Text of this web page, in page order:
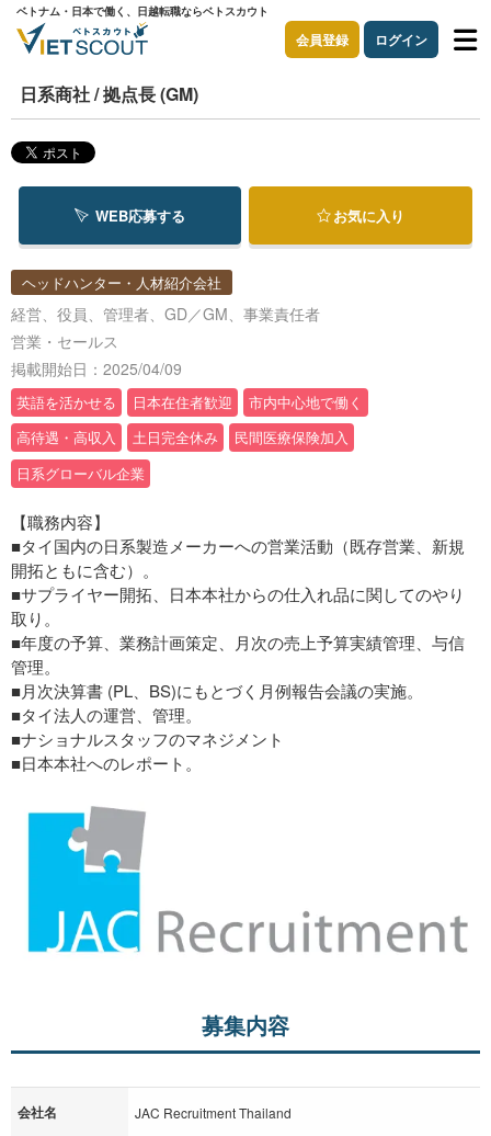
ベトナム・日本で働く、日越転職ならベトスカウト
会員登録 ログイン
日系商社 / 拠点長 (GM)
WEB応募する お気に入り
ヘッドハンター・人材紹介会社
経営、役員、管理者、GD／GM、事業責任者
営業・セールス
掲載開始日：2025/04/09
英語を活かせる 日本在住者歓迎
市内中心地で働く
高待遇・高収入
土日完全休み
民間医療保険加入
日系グローバル企業
【職務内容】
■タイ国内の日系製造メーカーへの営業活動（既存営業、新規
開拓ともに含む）。
■サプライヤー開拓、日本本社からの仕入れ品に関してのやり
取り。
■年度の予算、業務計画策定、月次の売上予算実績管理、与信
管理。
■月次決算書 (PL、BS)にもとづく月例報告会議の実施。
■タイ法人の運営、管理。
■ナショナルスタッフのマネジメント
■日本本社へのレポート。
募集内容
会社名 JAC Recruitment Thailand